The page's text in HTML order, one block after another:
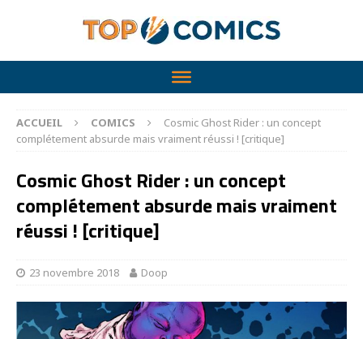
ACCUEIL COMICS
Cosmic Ghost Rider : un concept
complétement absurde mais vraiment réussi ! [critique]
Cosmic Ghost Rider : un concept
complétement absurde mais vraiment
réussi ! [critique]
23 novembre 2018 Doop